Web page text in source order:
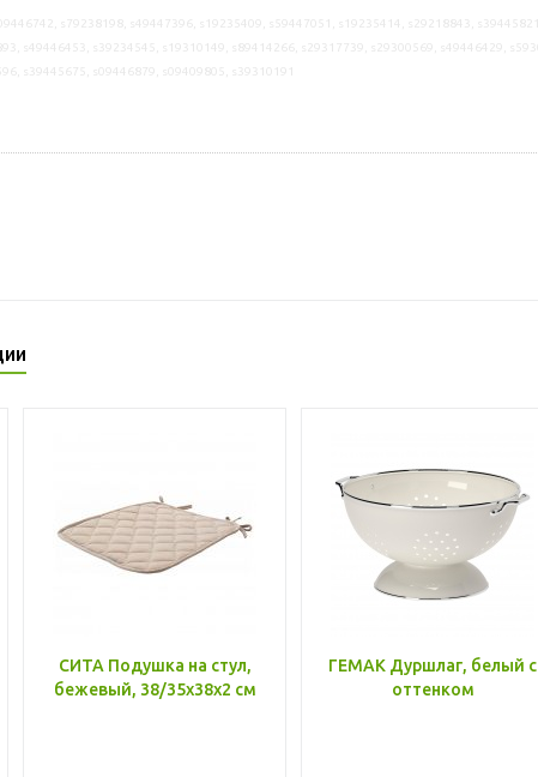
СИТА Подушка на стул,
бежевый, 38/35x38x2 см
ГЕМАК Дуршлаг, белый с
оттенком